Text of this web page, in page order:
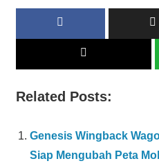
Related Posts:
Genesis Wingback
Siap Mengubah Peta